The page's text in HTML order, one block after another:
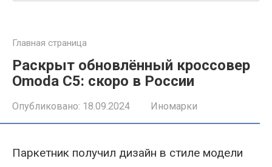
Главная страница
Раскрыт обновлённый кроссовер
Omoda C5: скоро в России
Опубликовано: 18.09.2024 Иномарки
Паркетник получил дизайн в стиле модели